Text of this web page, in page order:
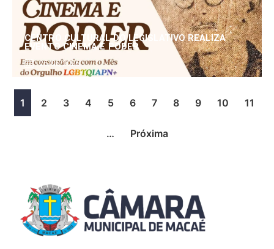
CENTRO CULTURAL DO LEGISLATIVO REALIZA
EVENTO CINEMA E PODER
25/06/2026
1 2 3 4 5 6 7 8 9 10 11
… Próxima